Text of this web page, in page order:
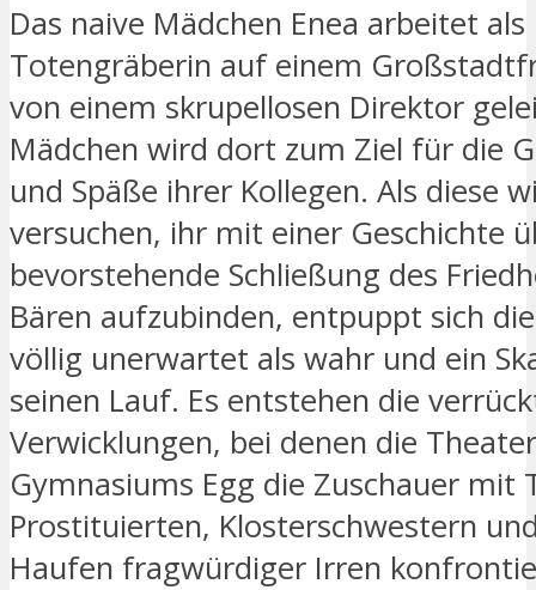
Das naive Mädchen Enea arbeitet als
Totengräberin auf einem
von einem skrupellosen Direktor
Mädchen wird dort zum Ziel für die
und Späße ihrer Kollegen. Als diese
versuchen, ihr mit einer Geschichte
bevorstehende Schließung des
Bären aufzubinden, entpuppt sich
völlig unerwartet als wahr und ein
seinen Lauf. Es entstehen die
Verwicklungen, bei denen die
Gymnasiums Egg die Zuschauer mit
Prostituierten, Klosterschwestern
Haufen fragwürdiger Irren